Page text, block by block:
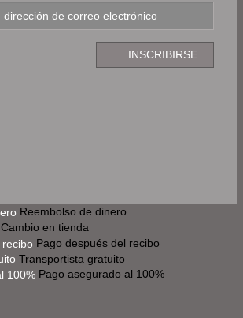
Reembolso de dinero
Cambio en tienda
Pago después del recibo
Transportista gratuito
Pago asegurado al 100%